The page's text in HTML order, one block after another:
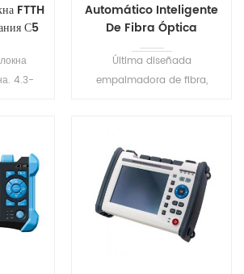
FTTH
С5
4.3-
.
Automático Inteligente
De Fibra Óptica
Empalmadora S6
Última diseñada
empalmadora de fibra,
en-uno de la fibra de la
luminaria, adecuado para
todos los tipos de fibras
ópticas.